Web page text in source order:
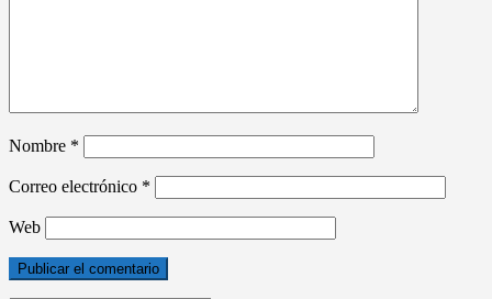
Nombre *
Correo electrónico *
Web